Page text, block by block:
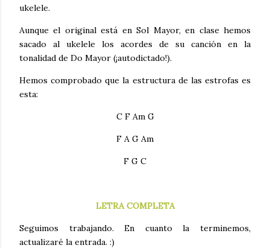
ukelele.
Aunque el original está en Sol Mayor, en clase hemos
sacado al ukelele los acordes de su canción en la
tonalidad de Do Mayor (¡autodictado!).
Hemos comprobado que la estructura de las estrofas es
esta:
C F Am G
F A G Am
F G C
LETRA COMPLETA
Seguimos trabajando. En cuanto la terminemos,
actualizaré la entrada. :)